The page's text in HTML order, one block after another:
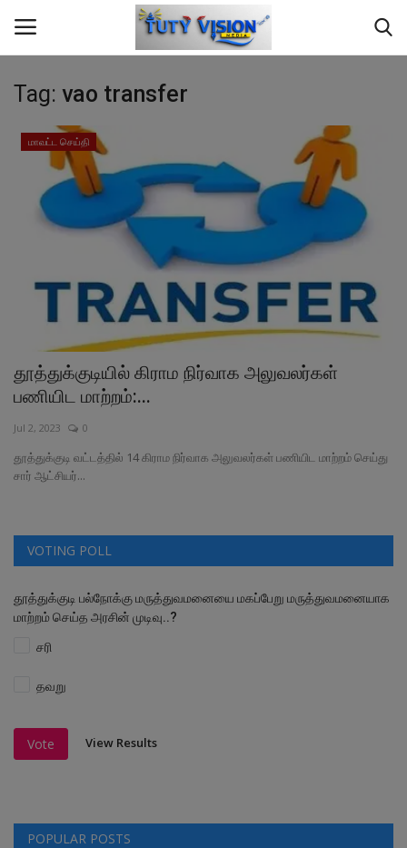
மாவட்ட செய்தி
தமிழ்நாடு
ஆண்மீக தகவல்
சமையல்
வேலைவாய்ப்பு
தொழில்நுட்பம்
Tag: vao transfer
மாவட்ட செய்தி
தூத்துக்குடியில் கிராம நிர்வாக அலுவலர்கள்
பணியிட மாற்றம்:...
Jul 2, 2023 0
தூத்துக்குடி வட்டத்தில் 14 கிராம நிர்வாக அலுவலர்கள் பணியிட மாற்றம் செய்து
சார் ஆட்சியர்...
VOTING POLL
தூத்துக்குடி பல்நோக்கு மருத்துவமனையை மகப்பேறு மருத்துவமனையாக
மாற்றம் செய்த அரசின் முடிவு..?
சரி
தவறு
Vote View Results
POPULAR POSTS